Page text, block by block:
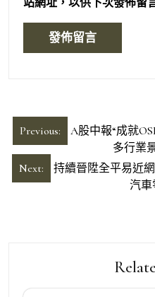
文
章
導
Previous:
A股中報“成就
多行業
Next:
持續晉陞全平易近
汽車